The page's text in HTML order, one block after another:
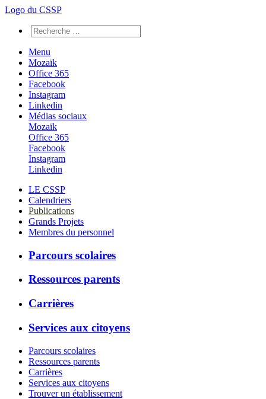
Logo du CSSP
Menu
Mozaïk
Office 365
Facebook
Instagram
Linkedin
Médias sociaux
Mozaïk
Office 365
Facebook
Instagram
Linkedin
LE CSSP
Calendriers
Publications
Grands Projets
Membres du personnel
Parcours scolaires
Ressources parents
Carrières
Services aux citoyens
Parcours scolaires
Ressources parents
Carrières
Services aux citoyens
Trouver un établissement